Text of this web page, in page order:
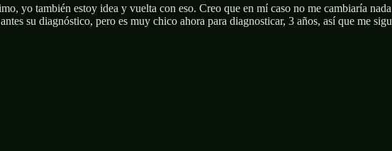
yo también estoy idea y vuelta con eso. Creo que en mí caso no me cambiaría
su diagnóstico, pero es muy chico ahora para diagnosticar, 3 años, así que me